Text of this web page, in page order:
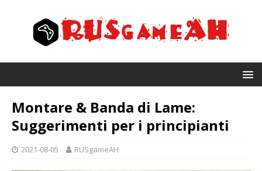
Montare & Banda di Lame:
Suggerimenti per i principianti
2021-08-05 RUSgameAH